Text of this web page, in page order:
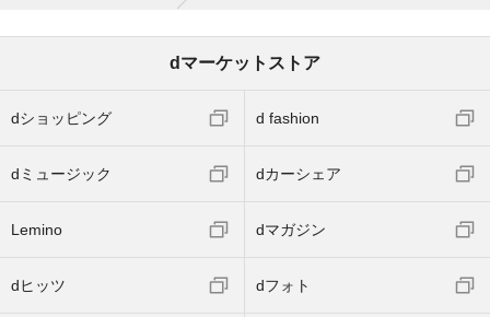
dマーケットストア
dショッピング d fashion
dミュージック dカーシェア
Lemino dマガジン
dヒッツ dフォト